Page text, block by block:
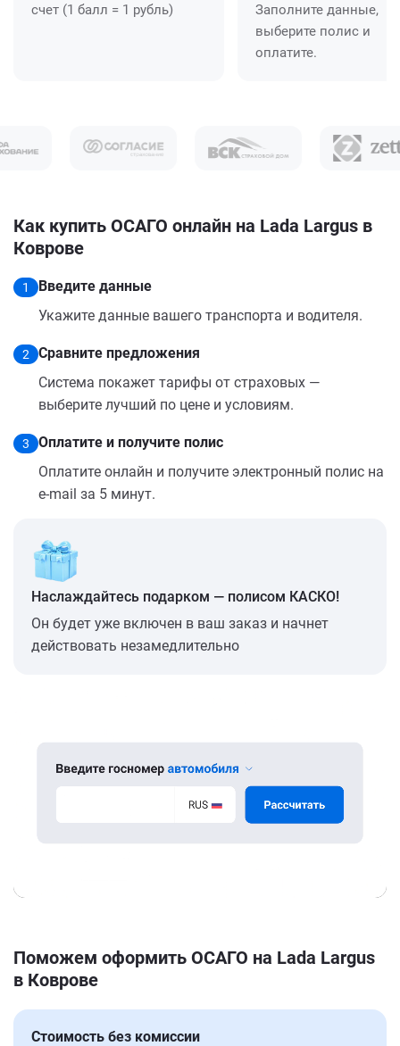
счет (1 балл = 1 рубль)
Заполните данные,
выберите полис и
оплатите.
Как купить ОСАГО онлайн на Lada Largus в
Коврове
1
Введите данные
Укажите данные вашего транспорта и водителя.
2
Сравните предложения
Система покажет тарифы от страховых —
выберите лучший по цене и условиям.
3
Оплатите и получите полис
Оплатите онлайн и получите электронный полис на
e-mail за 5 минут.
Наслаждайтесь подарком — полисом КАСКО!
Он будет уже включен в ваш заказ и начнет
действовать незамедлительно
Поможем оформить ОСАГО на Lada Largus
в Коврове
Стоимость без комиссии